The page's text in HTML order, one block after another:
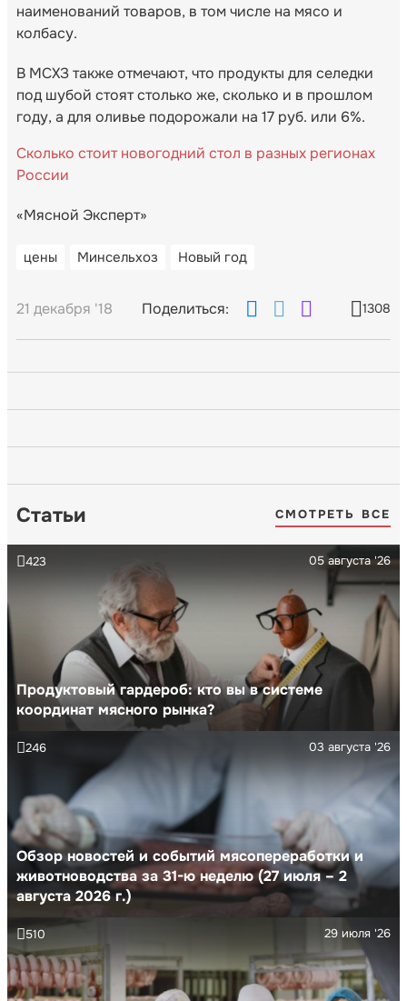
наименований товаров, в том числе на мясо и
колбасу.
В МСХЗ также отмечают, что продукты для селедки
под шубой стоят столько же, сколько и в прошлом
году, а для оливье подорожали на 17 руб. или 6%.
Сколько стоит новогодний стол в разных регионах
России
«Мясной Эксперт»
цены Минсельхоз Новый год
21 декабря '18 Поделиться: 1308
Статьи СМОТРЕТЬ ВСЕ
Продуктовый гардероб: кто вы в системе
координат мясного рынка?
05 августа '26
423
Обзор новостей и событий мясопереработки и
животноводства за 31-ю неделю (27 июля – 2
августа 2026 г.)
03 августа '26
246
29 июля '26
510